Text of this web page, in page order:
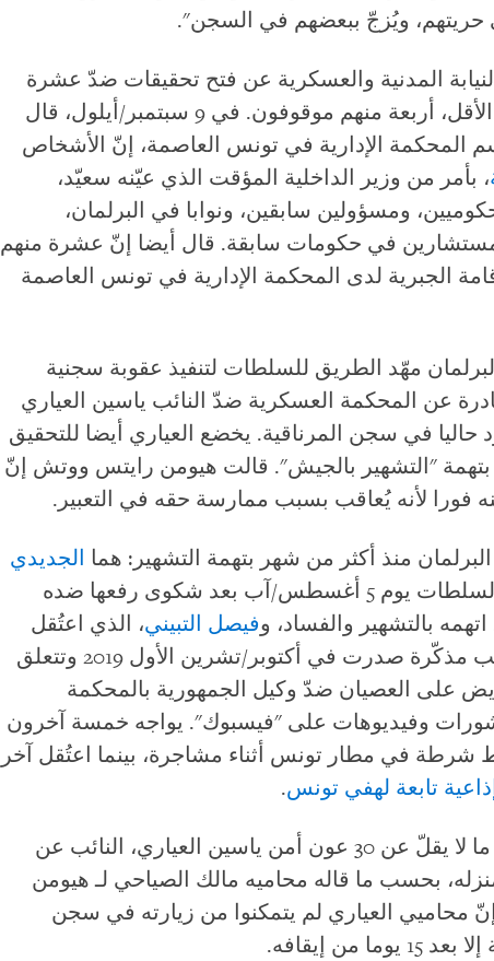
ويُزجّ ببعضهم في السجن".
المدنية والعسكرية عن فتح تحقيقات ضدّ عشرة
أعضاء في البرلمان على الأقل، أربعة منهم موقوفون. في 9 سبتمبر/أيلول، قال
المحكمة الإدارية في تونس العاصمة، إنّ الأشخاص
، بأمر من وزير الداخلية المؤقت الذي عيّنه سعيّد،
ومسؤولين سابقين، ونوابا في البرلمان،
في حكومات سابقة. قال أيضا إنّ عشرة منهم
الجبرية لدى المحكمة الإدارية في تونس العاصمة
مهّد الطريق للسلطات لتنفيذ عقوبة سجنية
شهرين في 2018 صادرة عن المحكمة العسكرية ضدّ النائب ياسين العياري
حاليا في سجن المرناقية. يخضع العياري أيضا للتحقيق
بتهمة "التشهير بالجيش". قالت هيومن رايتس ووتش إنّ
فورا لأنه يُعاقب بسبب ممارسة حقه في التعبير.
منذ أكثر من شهر بتهمة التشهير: هما الجديدي
، الذي اعتقلته السلطات يوم 5 أغسطس/آب بعد شكوى رفعها ضده
بالتشهير والفساد، وفيصل التبيني، الذي اعتُقل
يوم 2 أغسطس/آب بموجب مذكّرة صدرت في أكتوبر/تشرين الأول 2019 وتتعلق
على العصيان ضدّ وكيل الجمهورية بالمحكمة
وفيديوهات على "فيسبوك". يواجه خمسة آخرون
شرطة في مطار تونس أثناء مشاجرة، بينما اعتُقل آخر
تابعة لهفي تونس.
في 30 يوليو/تموز، اعتقل ما لا يقلّ عن 30 عون أمن ياسين العياري، النائب عن
بحسب ما قاله محاميه مالك الصياحي لـ هيومن
محاميي العياري لم يتمكنوا من زيارته في سجن
من إيقافه.